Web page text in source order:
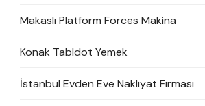
Makaslı Platform Forces Makina
Konak Tabldot Yemek
İstanbul Evden Eve Nakliyat Firması